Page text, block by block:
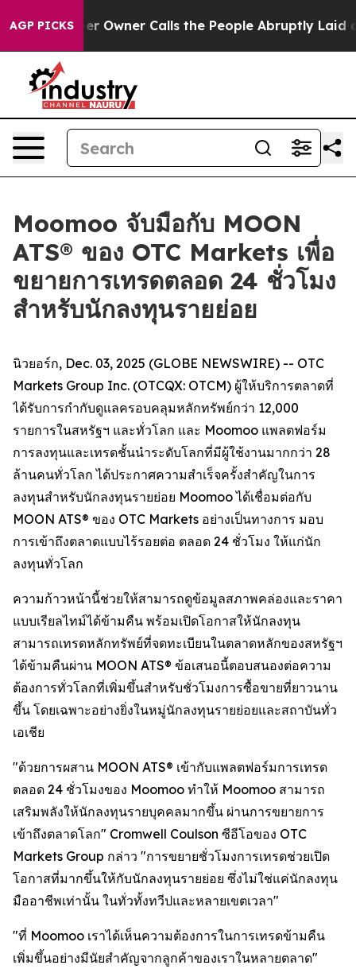
AGP PICKSOwner Calls the People Abruptly Laid off
Moomoo จับมือกับ MOON
ATS® ของ OTC Markets เพื่อ
ขยายการเทรดตลอด 24 ชั่วโมง
สำหรับนักลงทุนรายย่อย
นิวยอร์ก, Dec. 03, 2025 (GLOBE NEWSWIRE) -- OTC
Markets Group Inc. (OTCQX: OTCM) ผู้ให้บริการตลาดที่
ได้รับการกำกับดูแลครอบคลุมหลักทรัพย์กว่า 12,000
รายการในสหรัฐฯ และทั่วโลก และ Moomoo แพลตฟอร์ม
การลงทุนและเทรดชั้นนำระดับโลกที่มีผู้ใช้งานมากกว่า 28
ล้านคนทั่วโลก ได้ประกาศความสำเร็จครั้งสำคัญในการ
ลงทุนสำหรับนักลงทุนรายย่อย Moomoo ได้เชื่อมต่อกับ
MOON ATS® ของ OTC Markets อย่างเป็นทางการ มอบ
การเข้าถึงตลาดแบบไร้รอยต่อ ตลอด 24 ชั่วโมง ให้แก่นัก
ลงทุนทั่วโลก
ความก้าวหน้านี้ช่วยให้สามารถดูข้อมูลสภาพคล่องและราคา
แบบเรียลไทม์ได้ข้ามคืน พร้อมเปิดโอกาสให้นักลงทุน
สามารถเทรดหลักทรัพย์ที่จดทะเบียนในตลาดหลักของสหรัฐฯ
ได้ข้ามคืนผ่าน MOON ATS® ข้อเสนอนี้ตอบสนองต่อความ
ต้องการทั่วโลกที่เพิ่มขึ้นสำหรับชั่วโมงการซื้อขายที่ยาวนาน
ขึ้น โดยเฉพาะอย่างยิ่งในหมู่นักลงทุนรายย่อยและสถาบันทั่ว
เอเชีย
"ด้วยการผสาน MOON ATS® เข้ากับแพลตฟอร์มการเทรด
ตลอด 24 ชั่วโมงของ Moomoo ทำให้ Moomoo สามารถ
เสริมพลังให้นักลงทุนรายบุคคลมากขึ้น ผ่านการขยายการ
เข้าถึงตลาดโลก" Cromwell Coulson ซีอีโอของ OTC
Markets Group กล่าว "การขยายชั่วโมงการเทรดช่วยเปิด
โอกาสที่มากขึ้นให้กับนักลงทุนรายย่อย ซึ่งไม่ใช่แค่นักลงทุน
มืออาชีพเท่านั้น ในทั่วทั้งทวีปและหลายเขตเวลา"
"ที่ Moomoo เราได้เห็นความต้องการในการเทรดข้ามคืน
เพิ่มขึ้นอย่างมีนัยสำคัญจากลูกค้าของเราในหลายตลาด"